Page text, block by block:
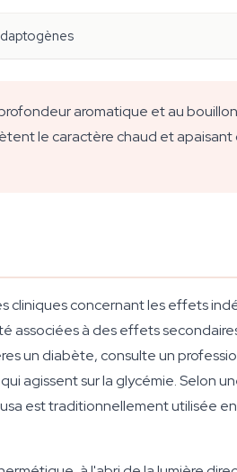
aromatique et au
le caractère chaud et apaisant
concernant les effets
à des effets
un diabète, consulte un
agissent sur la glycémie. Selon
est traditionnellement utilisée